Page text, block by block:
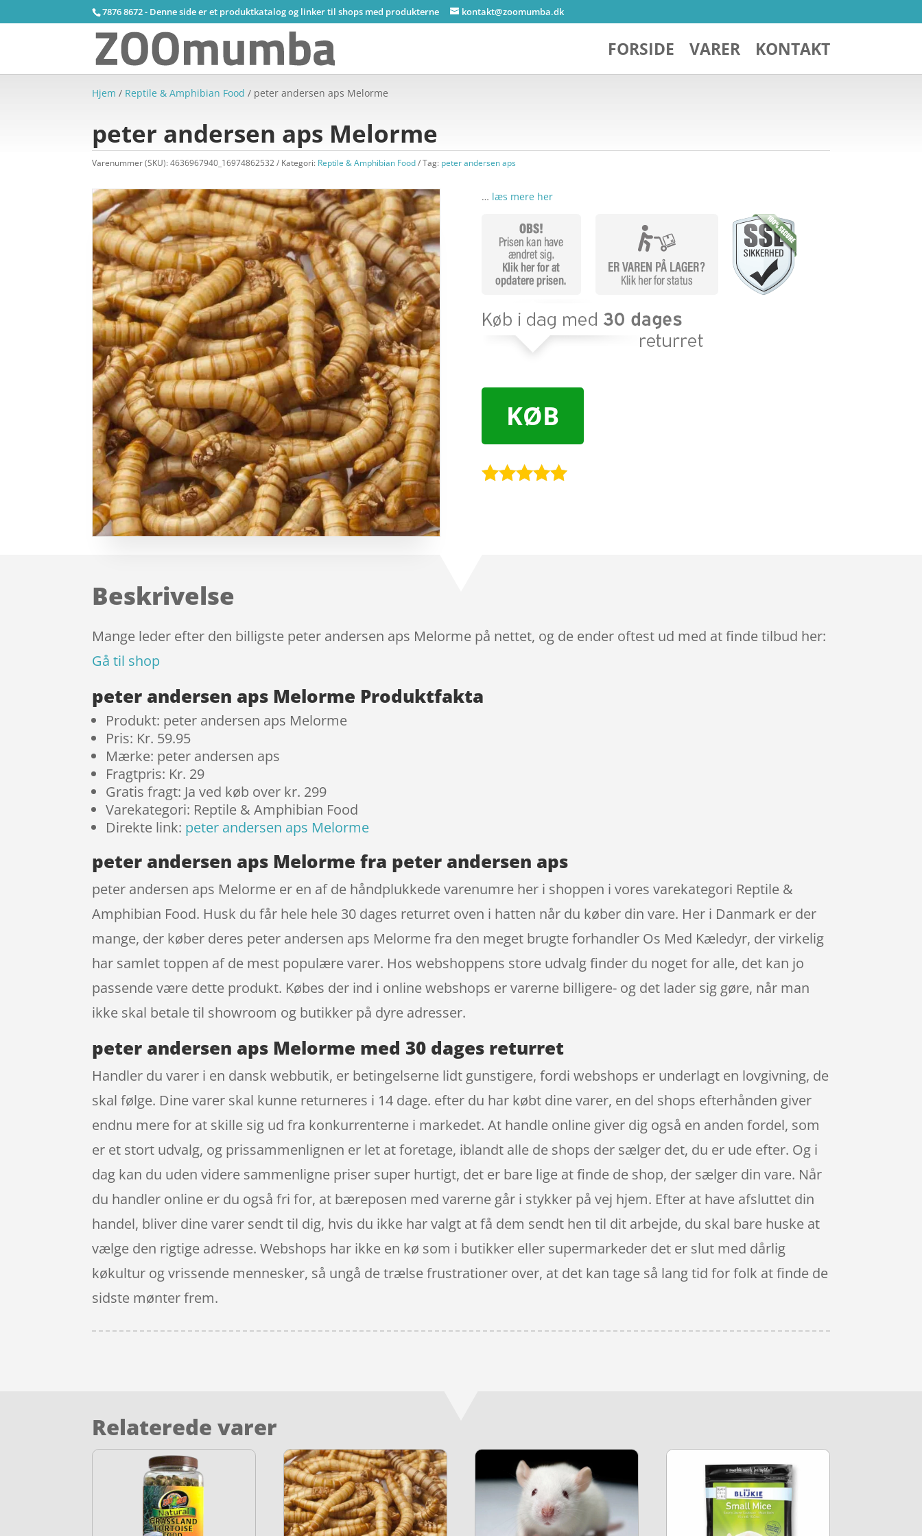
7876 8672 - Denne side er et produktkatalog og linker til shops med produkterne kontakt@zoomumba.dk
FORSIDE VARER KONTAKT
Hjem / Reptile & Amphibian Food / peter andersen aps Melorme
peter andersen aps Melorme
Varenummer (SKU):4636967940_16974862532 Kategori: Reptile & Amphibian Food Tag: peter andersen aps
… læs mere her
KØB
Beskrivelse
Mange leder efter den billigste peter andersen aps Melorme på nettet, og de ender oftest ud med at finde tilbud her:
Gå til shop
peter andersen aps Melorme Produktfakta
Produkt: peter andersen aps Melorme
Pris: Kr. 59.95
Mærke: peter andersen aps
Fragtpris: Kr. 29
Gratis fragt: Ja ved køb over kr. 299
Varekategori: Reptile & Amphibian Food
Direkte link: peter andersen aps Melorme
peter andersen aps Melorme fra peter andersen aps
peter andersen aps Melorme er en af de håndplukkede varenumre her i shoppen i vores varekategori Reptile &
Amphibian Food. Husk du får hele hele 30 dages returret oven i hatten når du køber din vare. Her i Danmark er der
mange, der køber deres peter andersen aps Melorme fra den meget brugte forhandler Os Med Kæledyr, der virkelig
har samlet toppen af de mest populære varer. Hos webshoppens store udvalg finder du noget for alle, det kan jo
passende være dette produkt. Købes der ind i online webshops er varerne billigere- og det lader sig gøre, når man
ikke skal betale til showroom og butikker på dyre adresser.
peter andersen aps Melorme med 30 dages returret
Handler du varer i en dansk webbutik, er betingelserne lidt gunstigere, fordi webshops er underlagt en lovgivning, de
skal følge. Dine varer skal kunne returneres i 14 dage. efter du har købt dine varer, en del shops efterhånden giver
endnu mere for at skille sig ud fra konkurrenterne i markedet. At handle online giver dig også en anden fordel, som
er et stort udvalg, og prissammenlignen er let at foretage, iblandt alle de shops der sælger det, du er ude efter. Og i
dag kan du uden videre sammenligne priser super hurtigt, det er bare lige at finde de shop, der sælger din vare. Når
du handler online er du også fri for, at bæreposen med varerne går i stykker på vej hjem. Efter at have afsluttet din
handel, bliver dine varer sendt til dig, hvis du ikke har valgt at få dem sendt hen til dit arbejde, du skal bare huske at
vælge den rigtige adresse. Webshops har ikke en kø som i butikker eller supermarkeder det er slut med dårlig
køkultur og vrissende mennesker, så ungå de trælse frustrationer over, at det kan tage så lang tid for folk at finde de
sidste mønter frem.
Relaterede varer